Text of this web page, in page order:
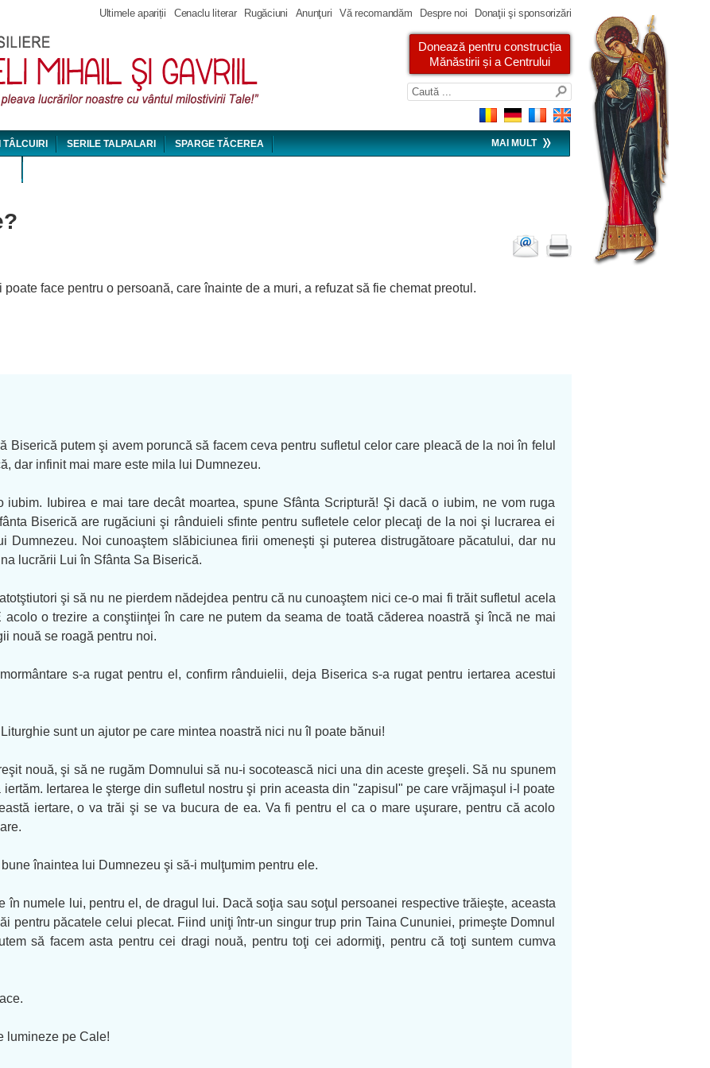
Jump to navigation
Ultimele apariții Cenaclu literar Rugăciuni Anunţuri Vă recomandăm Despre noi Donaţii şi sponsorizări
Donează pentru construcția
Mănăstirii și a Centrului
TÂLCUIRI SERILE TALPALARI SPARGE TĂCEREA MAI MULT
face pentru o persoană, care înainte de a muri, a refuzat să fie chemat preotul.
Biserică putem şi avem poruncă să facem ceva pentru sufletul celor care pleacă de la noi în felul
dar infinit mai mare este mila lui Dumnezeu.
iubim. Iubirea e mai tare decât moartea, spune Sfânta Scriptură! Şi dacă o iubim, ne vom ruga
Biserică are rugăciuni şi rânduieli sfinte pentru sufletele celor plecaţi de la noi şi lucrarea ei
Dumnezeu. Noi cunoaştem slăbiciunea firii omeneşti şi puterea distrugătoare păcatului, dar nu
lucrării Lui în Sfânta Sa Biserică.
şi să nu ne pierdem nădejdea pentru că nu cunoaştem nici ce-o mai fi trăit sufletul acela
o trezire a conştiinţei în care ne putem da seama de toată căderea noastră şi încă ne mai
nouă se roagă pentru noi.
s-a rugat pentru el, confirm rânduielii, deja Biserica s-a rugat pentru iertarea acestui
sunt un ajutor pe care mintea noastră nici nu îl poate bănui!
nouă, şi să ne rugăm Domnului să nu-i socotească nici una din aceste greşeli. Să nu spunem
Iertarea le şterge din sufletul nostru şi prin aceasta din "zapisul" pe care vrăjmaşul i-l poate
iertare, o va trăi şi se va bucura de ea. Va fi pentru el ca o mare uşurare, pentru că acolo
înaintea lui Dumnezeu şi să-i mulţumim pentru ele.
în numele lui, pentru el, de dragul lui. Dacă soţia sau soţul persoanei respective trăieşte, aceasta
pentru păcatele celui plecat. Fiind uniţi într-un singur trup prin Taina Cununiei, primeşte Domnul
să facem asta pentru cei dragi nouă, pentru toţi cei adormiţi, pentru că toţi suntem cumva
lumineze pe Cale!